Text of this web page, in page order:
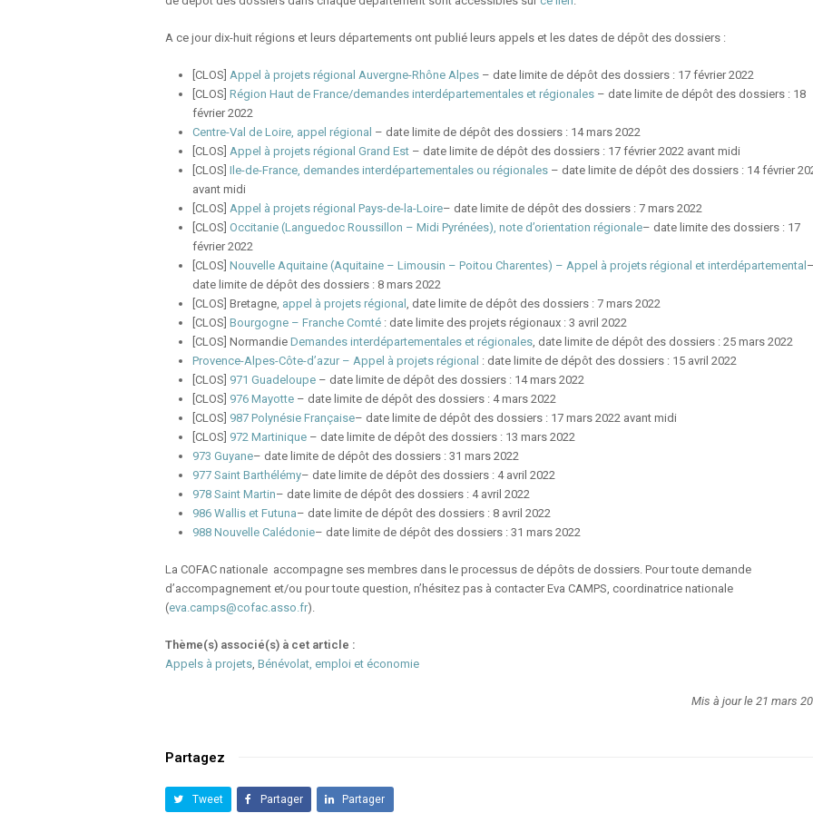
A ce jour dix-huit régions et leurs départements ont publié leurs appels et les dates de dépôt des dossiers :
[CLOS] Appel à projets régional Auvergne-Rhône Alpes – date limite de dépôt des dossiers : 17 février 2022
[CLOS] Région Haut de France/demandes interdépartementales et régionales – date limite de dépôt des dossiers : 18
février 2022
Centre-Val de Loire, appel régional – date limite de dépôt des dossiers : 14 mars 2022
[CLOS] Appel à projets régional Grand Est – date limite de dépôt des dossiers : 17 février 2022 avant midi
[CLOS] Ile-de-France, demandes interdépartementales ou régionales – date limite de dépôt des dossiers : 14 février
avant midi
[CLOS] Appel à projets régional Pays-de-la-Loire– date limite de dépôt des dossiers : 7 mars 2022
[CLOS] Occitanie (Languedoc Roussillon – Midi Pyrénées), note d’orientation régionale– date limite des dossiers : 17
février 2022
[CLOS] Nouvelle Aquitaine (Aquitaine – Limousin – Poitou Charentes) – Appel à projets régional et interdépartemental
date limite de dépôt des dossiers : 8 mars 2022
[CLOS] Bretagne, appel à projets régional , date limite de dépôt des dossiers : 7 mars 2022
[CLOS] Bourgogne – Franche Comté : date limite des projets régionaux : 3 avril 2022
[CLOS] Normandie Demandes interdépartementales et régionales, date limite de dépôt des dossiers : 25 mars 2022
Provence-Alpes-Côte-d’azur – Appel à projets régional : date limite de dépôt des dossiers : 15 avril 2022
[CLOS] 971 Guadeloupe – date limite de dépôt des dossiers : 14 mars 2022
[CLOS] 976 Mayotte – date limite de dépôt des dossiers : 4 mars 2022
[CLOS] 987 Polynésie Française– date limite de dépôt des dossiers : 17 mars 2022 avant midi
[CLOS] 972 Martinique – date limite de dépôt des dossiers : 13 mars 2022
973 Guyane– date limite de dépôt des dossiers : 31 mars 2022
977 Saint Barthélémy– date limite de dépôt des dossiers : 4 avril 2022
978 Saint Martin– date limite de dépôt des dossiers : 4 avril 2022
986 Wallis et Futuna– date limite de dépôt des dossiers : 8 avril 2022
988 Nouvelle Calédonie– date limite de dépôt des dossiers : 31 mars 2022
La COFAC nationale accompagne ses membres dans le processus de dépôts de dossiers. Pour toute demande
d’accompagnement et/ou pour toute question, n’hésitez pas à contacter Eva CAMPS, coordinatrice nationale
(eva.camps@cofac.asso.fr).
Thème(s) associé(s) à cet article :
Appels à projets, Bénévolat, emploi et économie
Mis à jour le 21 mars
Partagez
Tweet Partager Partager